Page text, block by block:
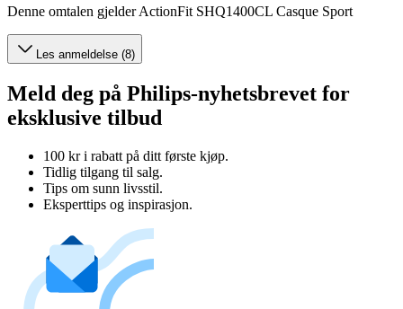
Denne omtalen gjelder ActionFit SHQ1400CL Casque Sport
Les anmeldelse (8)
Meld deg på Philips-nyhetsbrevet for
eksklusive tilbud
100 kr i rabatt på ditt første kjøp.
Tidlig tilgang til salg.
Tips om sunn livsstil.
Eksperttips og inspirasjon.